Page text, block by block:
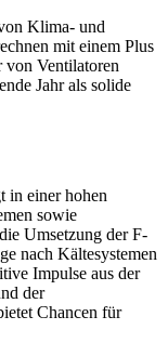
Klima- und
mit einem Plus
von Ventilatoren
Jahr als solide
in einer hohen
sowie
Umsetzung der F-
nach Kältesystemen
Impulse aus der
der
Chancen für